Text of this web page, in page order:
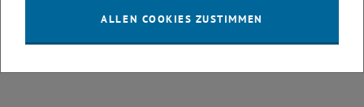
ALLEN COOKIES ZUSTIMMEN